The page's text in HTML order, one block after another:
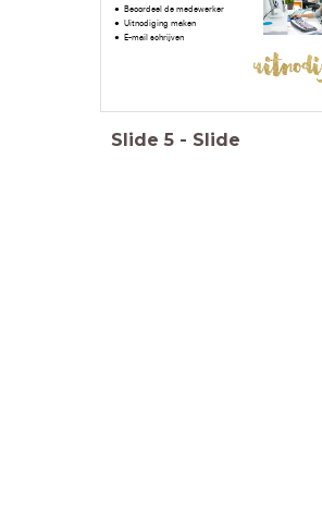
Beoordeel de medewerker
Uitnodiging maken
E-mail schrijven
Slide 5 - Slide